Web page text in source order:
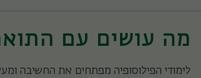
מה עושים עם
לימודי הפילוסופיה מפתחים את החשיבה